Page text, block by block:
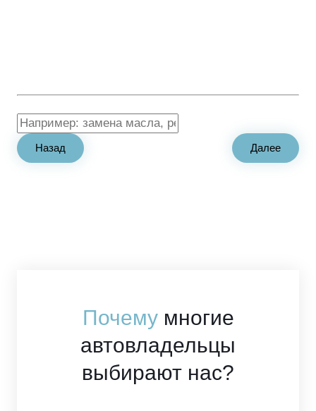
Назад Далее
Почемумногие
автовладельцы
выбирают нас?